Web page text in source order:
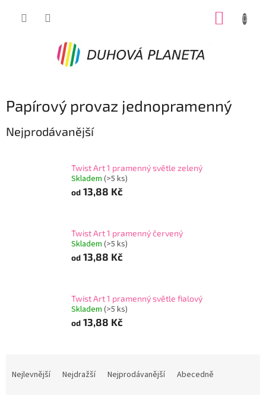
Papírový provaz jednopramenný
Nejprodávanější
Twist Art 1 pramenný světle zelený
Skladem (>5 ks)
od 13,88 Kč
Twist Art 1 pramenný červený
Skladem (>5 ks)
od 13,88 Kč
Twist Art 1 pramenný světle fialový
Skladem (>5 ks)
od 13,88 Kč
Nejlevnější Nejdražší Nejprodávanější Abecedně